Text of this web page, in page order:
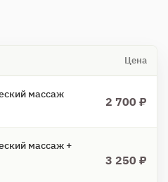
Цена
массаж
2 700 ₽
массаж +
3 250 ₽